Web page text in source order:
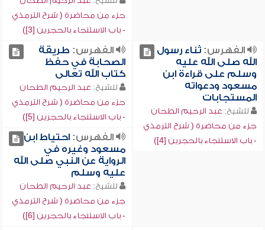
جزء من محاضرة ( شرح الترمذي
- باب الاستنجاء بالحجرين [3])
الفهرس:ثناء رسول
الله صلى الله عليه
وسلم على قراءة ابن
مسعود ودعواته
المستجابات
للشيخ: عبد الرحيم الطحان
جزء من محاضرة ( شرح الترمذي
- باب الاستنجاء بالحجرين [4])
الفهرس: طريقة
الصحابة في حفظ
كتاب الله تعالى
للشيخ: عبد الرحيم الطحان
جزء من محاضرة ( شرح الترمذي
- باب الاستنجاء بالحجرين [5])
الفهرس:احتياط ابن
مسعود وغيره في
الرواية عن النبي صلى الله
عليه وسلم
للشيخ: عبد الرحيم الطحان
جزء من محاضرة ( شرح الترمذي
- باب الاستنجاء بالحجرين [6])